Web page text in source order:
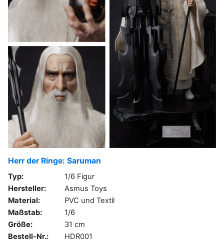
Herr der Ringe: Saruman
Typ:
1/6 Figur
Hersteller:
Asmus Toys
Material:
PVC und Textil
Maßstab:
1/6
Größe:
31 cm
Bestell-Nr.:
HDR001